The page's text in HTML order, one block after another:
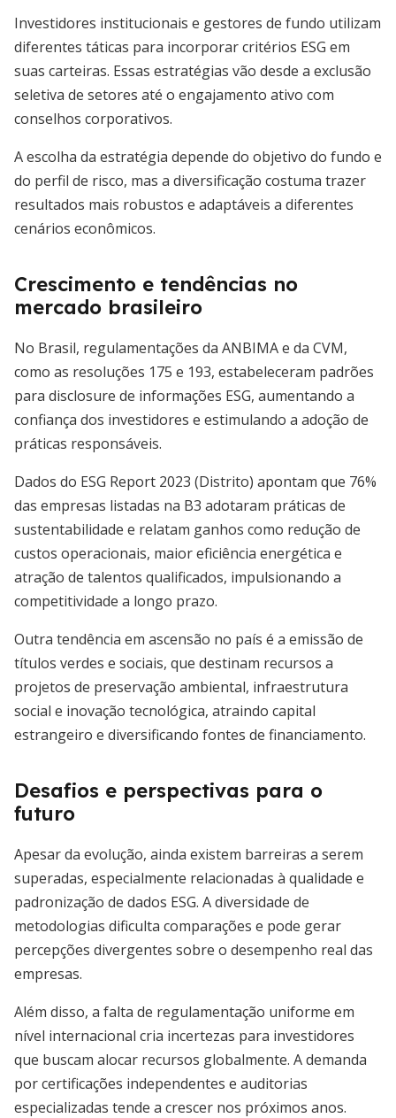
Investidores institucionais e gestores de fundo utilizam
diferentes táticas para incorporar critérios ESG em
suas carteiras. Essas estratégias vão desde a exclusão
seletiva de setores até o engajamento ativo com
conselhos corporativos.
A escolha da estratégia depende do objetivo do fundo e
do perfil de risco, mas a diversificação costuma trazer
resultados mais robustos e adaptáveis a diferentes
cenários econômicos.
Crescimento e tendências no
mercado brasileiro
No Brasil, regulamentações da ANBIMA e da CVM,
como as resoluções 175 e 193, estabeleceram padrões
para disclosure de informações ESG, aumentando a
confiança dos investidores e estimulando a adoção de
práticas responsáveis.
Dados do ESG Report 2023 (Distrito) apontam que 76%
das empresas listadas na B3 adotaram práticas de
sustentabilidade e relatam ganhos como redução de
custos operacionais, maior eficiência energética e
atração de talentos qualificados, impulsionando a
competitividade a longo prazo.
Outra tendência em ascensão no país é a emissão de
títulos verdes e sociais, que destinam recursos a
projetos de preservação ambiental, infraestrutura
social e inovação tecnológica, atraindo capital
estrangeiro e diversificando fontes de financiamento.
Desafios e perspectivas para o
futuro
Apesar da evolução, ainda existem barreiras a serem
superadas, especialmente relacionadas à qualidade e
padronização de dados ESG. A diversidade de
metodologias dificulta comparações e pode gerar
percepções divergentes sobre o desempenho real das
empresas.
Além disso, a falta de regulamentação uniforme em
nível internacional cria incertezas para investidores
que buscam alocar recursos globalmente. A demanda
por certificações independentes e auditorias
especializadas tende a crescer nos próximos anos.